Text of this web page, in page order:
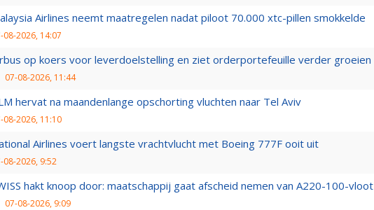
Airlines neemt maatregelen nadat piloot 70.000 xtc-pillen smokkelde
08-2026, 14:07
op koers voor leverdoelstelling en ziet orderportefeuille verder groeien
07-08-2026, 11:44
hervat na maandenlange opschorting vluchten naar Tel Aviv
08-2026, 11:10
Airlines voert langste vrachtvlucht met Boeing 777F ooit uit
08-2026, 9:52
hakt knoop door: maatschappij gaat afscheid nemen van A220-100-vloot
07-08-2026, 9:09